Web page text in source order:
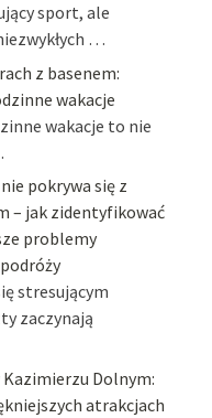
sport, ale
…
z basenem:
wakacje
wakacje to nie
pokrywa się z
– jak zidentyfikować
problemy
stresującym
zaczynają
Dolnym:
atrakcjach